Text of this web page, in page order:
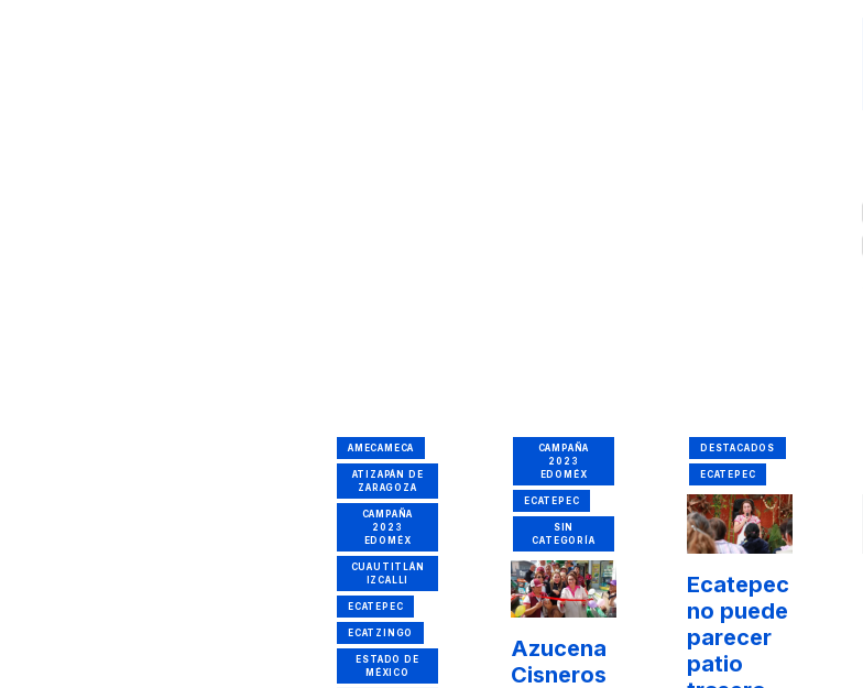
AMECAMECA
ATIZAPÁN DE
ZARAGOZA
CAMPAÑA
2023
EDOMÉX
CUAUTITLÁN
IZCALLI
ECATEPEC
ECATZINGO
ESTADO DE
MÉXICO
CAMPAÑA
2023
EDOMÉX
ECATEPEC
SIN
CATEGORÍA
Azucena
Cisneros
DESTACADOS
ECATEPEC
Ecatepec
no puede
parecer
patio